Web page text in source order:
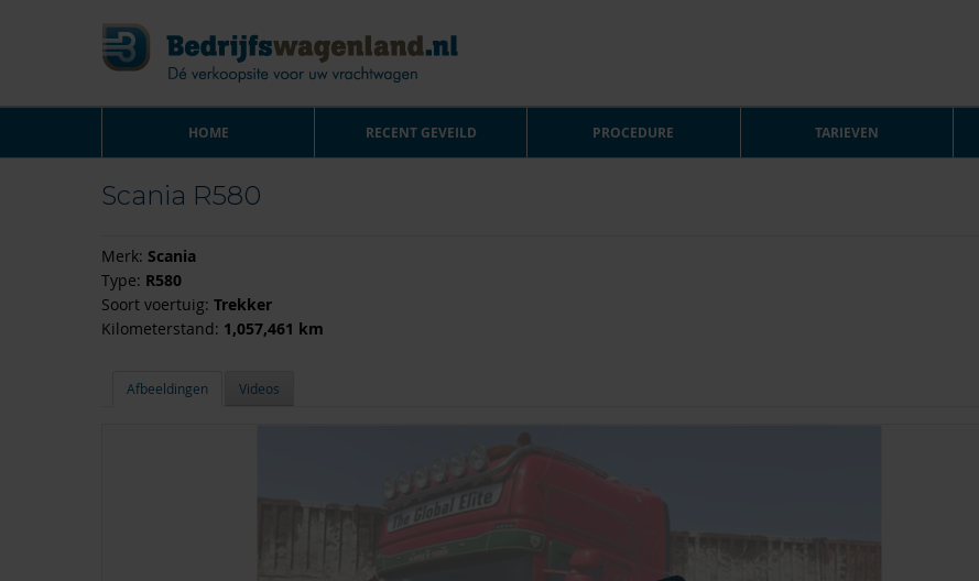
HOME RECENT GEVEILD PROCEDURE TARIEVEN
Scania R580
Merk: Scania
Type: R580
Soort voertuig: Trekker
Kilometerstand: 1,057,461 km
Afbeeldingen Videos